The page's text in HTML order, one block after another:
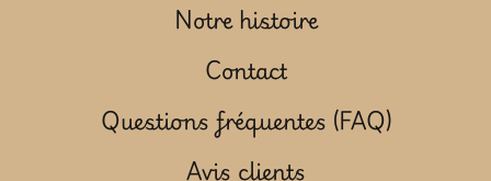
Notre histoire
Contact
Questions fréquentes (FAQ)
Avis clients